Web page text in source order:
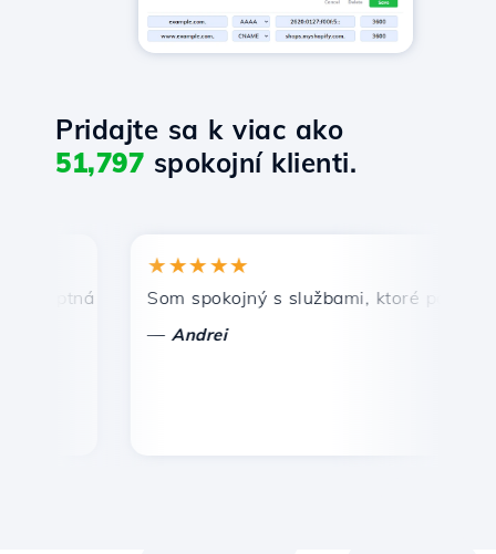
Pridajte sa k viac ako
51,797 spokojní klienti.
a efektívna technická podpora.
★★★★★
Som spokojný s službami, ktoré ponúka
Andrei